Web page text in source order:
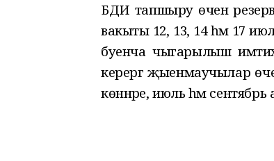
БДИ тапшыру өчен резерв
вакыты 12, 13, 14 һәм 17
буенча чыгарылыш
керергә җыенмаучылар
көннәре, июль һәм